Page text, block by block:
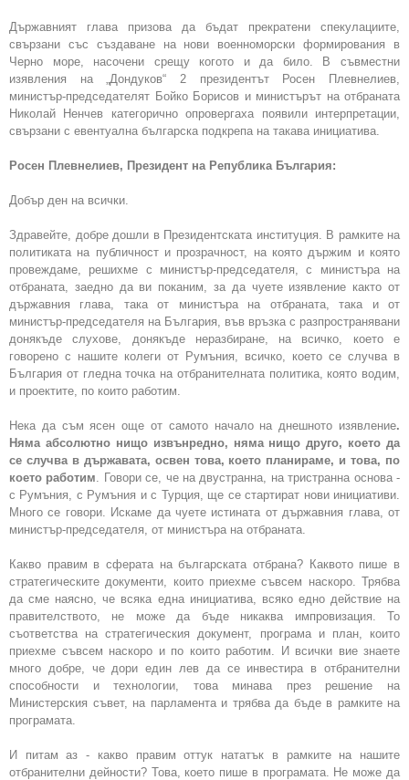
Държавният глава призова да бъдат прекратени спекулациите,
свързани със създаване на нови военноморски формирования в
Черно море, насочени срещу когото и да било. В съвместни
изявления на „Дондуков“ 2 президентът Росен Плевнелиев,
министър-председателят Бойко Борисов и министърът на отбраната
Николай Ненчев категорично опровергаха появили интерпретации,
свързани с евентуална българска подкрепа на такава инициатива.
Росен Плевнелиев, Президент на Република България:
Добър ден на всички.
Здравейте, добре дошли в Президентската институция. В рамките на
политиката на публичност и прозрачност, на която държим и която
провеждаме, решихме с министър-председателя, с министъра на
отбраната, заедно да ви поканим, за да чуете изявление както от
държавния глава, така от министъра на отбраната, така и от
министър-председателя на България, във връзка с разпространявани
донякъде слухове, донякъде неразбиране, на всичко, което е
говорено с нашите колеги от Румъния, всичко, което се случва в
България от гледна точка на отбранителната политика, която водим,
и проектите, по които работим.
Нека да съм ясен още от самото начало на днешното изявление.
Няма абсолютно нищо извънредно, няма нищо друго, което да
се случва в държавата, освен това, което планираме, и това, по
което работим . Говори се, че на двустранна, на тристранна основа -
с Румъния, с Румъния и с Турция, ще се стартират нови инициативи.
Много се говори. Искаме да чуете истината от държавния глава, от
министър-председателя, от министъра на отбраната.
Какво правим в сферата на българската отбрана? Каквото пише в
стратегическите документи, които приехме съвсем наскоро. Трябва
да сме наясно, че всяка една инициатива, всяко едно действие на
правителството, не може да бъде никаква импровизация. То
съответства на стратегическия документ, програма и план, които
приехме съвсем наскоро и по които работим. И всички вие знаете
много добре, че дори един лев да се инвестира в отбранителни
способности и технологии, това минава през решение на
Министерския съвет, на парламента и трябва да бъде в рамките на
програмата.
И питам аз - какво правим оттук нататък в рамките на нашите
отбранителни дейности? Това, което пише в програмата. Не може да